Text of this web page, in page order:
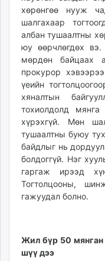
хөрөнгөө нууж
шалгахаар
албан тушаалтны
юу өөрчлөгдөх вэ.
мөрдөн байцаах
прокурор
үеийн
хяналтын
тохиолдолд
хүрэхгүй. Мөн
тушаалтны буюу
байдлыг нь
болдоггүй. Нэг
гаргаж ирээд
Тогтолцооны,
гажуудал болно.
Жил бүр 50
шүү дээ